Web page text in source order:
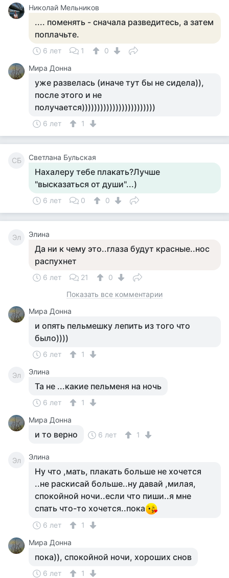
Николай Мельников
.... поменять - сначала разведитесь, а затем
поплачьте.
6 лет 1
0
Мира Донна
уже развелась (иначе тут бы не сидела)),
после этого и не
получается))))))))))))))))))))))))
6 лет 1
СБ Светлана Бульская
Нахалеру тебе плакать?Лучше
"высказаться от души"...)
6 лет 0 0
Эл Элина
Да ни к чему это..глаза будут красные..нос
распухнет
6 лет 21
0
Показать все комментарии
Мира Донна
и опять пельмешку лепить из того что
было))))
6 лет 1
Эл Элина
Та не ...какие пельменя на ночь
6 лет
1
Мира Донна
и то верно 6 лет 1
Эл Элина
Ну что ,мать, плакать больше не хочется
..не раскисай больше..ну давай ,милая,
спокойной ночи..если что пиши..я мне
спать что-то хочется..пока
6 лет
1
Мира Донна
пока)), спокойной ночи, хороших снов
6 лет 1